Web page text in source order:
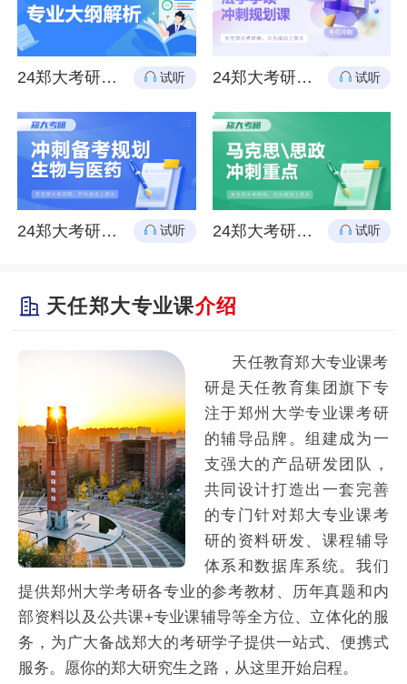
24郑大考研各个专业大纲解析 试听 24郑大考研法学621+849冲刺备考规划 试听
24郑大考研生物与医药冲刺备考规划 试听 24郑大考研马理论644+824冲刺备考重点 试听
天任郑大专业课介绍
天任教育郑大专业课考
研是天任教育集团旗下专
注于郑州大学专业课考研
的辅导品牌。组建成为一
支强大的产品研发团队，
共同设计打造出一套完善
的专门针对郑大专业课考
研的资料研发、课程辅导
体系和数据库系统。我们
提供郑州大学考研各专业的参考教材、历年真题和内
部资料以及公共课+专业课辅导等全方位、立体化的服
务，为广大备战郑大的考研学子提供一站式、便携式
服务。愿你的郑大研究生之路，从这里开始启程。